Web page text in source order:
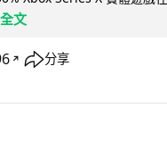
文
↗ 分享